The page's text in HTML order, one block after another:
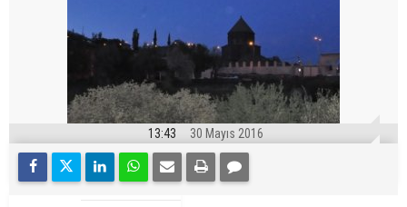
13:43 30 Mayıs 2016